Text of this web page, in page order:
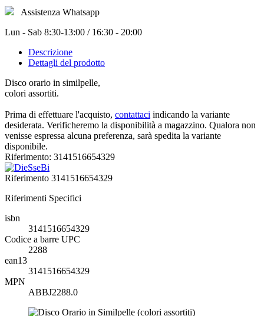
Assistenza Whatsapp
Lun - Sab 8:30-13:00 / 16:30 - 20:00
Descrizione
Dettagli del prodotto
Disco orario in similpelle,
colori assortiti.
Prima di effettuare l'acquisto, contattaci indicando la variante
desiderata. Verificheremo la disponibilità a magazzino. Qualora non
venisse espressa alcuna preferenza, sarà spedita la variante
disponibile.
Riferimento: 3141516654329
Riferimento 3141516654329
Riferimenti Specifici
isbn
3141516654329
Codice a barre UPC
2288
ean13
3141516654329
MPN
ABBJ2288.0